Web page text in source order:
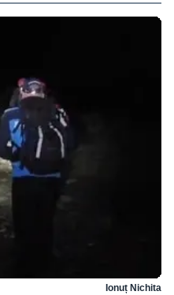
Ionuț Nichita